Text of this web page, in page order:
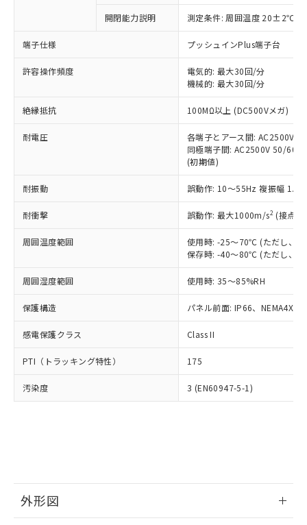
開閉能力説明 測定条件: 周囲温度 20±2℃、
端子仕様 プッシュインPlus端子台
許容操作頻度
電気的: 最大30回/分
機械的: 最大30回/分
絶縁抵抗 100MΩ以上 (DC500Vメガ)
耐電圧
各端子とアース間: AC2500V
同極端子間: AC2500V 50/
(初期値)
耐振動 誤動作: 10～55Hz 複振幅
耐衝撃 誤動作: 最大1000m/s2 (接点
周囲温度範囲
使用時: -25～70℃ (ただし、氷
保存時: -40～80℃ (ただし、氷
周囲湿度範囲 使用時: 35～85%RH
保護構造 パネル前面: IP66、NEMA4X,
感電保護クラス Class II
PTI（トラッキング特性） 175
汚染度 3 (EN60947-5-1)
外形図
以下の条件をお読みいただき、同意のうえ
ご利用ください。
本サービスは、当社制御機器事業取扱
商品の当社在庫状況および標準価格
当社制御機器事業取扱商品の中には、
本サービスの対象外となる商品もある
ことをご了承ください。
在庫状況および標準価格照会結果は、
記載している更新日時点での社内デー
タに基づき作成されるものであり、閲
覧された時点での実際の在庫および標
準価格とは異なる場合があることをご
正式な納期状況および標準価格はお客
様のお取引先、またはお客様担当のオ
ムロン制御機器販売店・当社販売員に
オムロン制御機器販売店や当社販売拠
販売ネットワーク
」をご確認
ください。
在庫状況および標準価格結果を当社の
事前の承諾なく第三者に漏洩または開
マイパーツ機能（部品リスト作成サー
および当社の共同利用者が、当社の製
対応予定なし：EU RoHS指令（10物質）の
非含有に非対応の商品で、対応品を出す予
定はありません。
調査・確認中：EU RoHS指令（10物質）の
非含有の対応状況を調査中または確認中の
非該当品：ライセンス料など無形物で、有
害物質有無と関係のない商品です。
いたものが、含有品と判明した場合などや
むを得ず変更することがあります。
六価クロム(Cr(Ⅵ)) 1000ppm以下、ポリ臭化ビフェニル
類(PBB) 1000ppm以下、ポリ臭化ジフェニルエーテル類
(PBDE) 1000ppm以下、フタル酸ビス(2-エチルヘキシ
ル) (DEHP)(別名：DOP) 1000ppm以下、フタル酸ブチ
ルベンジル（BBP） 1000ppm以下、フタル酸ジブチル
（DBP） 1000ppm以下、フタル酸ジイソブチル
(DIBP) 1000ppm以下
フタル酸エステル類の４物質については閾値を超える意
図的な使用がないことを確認しています。
※2 対応予定月
部品在庫の切り替え状況などにより、予定
月が前後することがあります。
とができます。
※1 中国RoHS○×表
「○」：最大均質材料含有率が中国RoHSの
基準値以下であることを示します。
「×」：最大均質材料含有率が中国RoHSの
基準値を超えていることを示します。
「－」：未確認です。当社販売部門へお問
*中国RoHS10物質の基準値 (GB/T26572)：
Pb(鉛) :1000ppm、 Hg(水銀) : 1000ppm、 Cd(カドミウ
Cr(Ⅵ)(六価クロム) : 1000ppm、 PBBs(ポリ臭化ビフェ
ニル類) : 1000ppm、 PBDEs(ポリ臭化ジフェニルエーテ
DBP(フタル酸ジブチル) : 1000ppm、 DIBP(フタル酸ジ
イソブチル) : 1000ppm、 BBP(フタル酸ブチルベンジ
ル) : 1000ppm、
DEHP(フタル酸ビス(2-エチルヘキシル)) : 1000ppm
※2 環境保護使用期限
「ｅ」：有害物質（10物質）のすべてが基
準値以下であることを示します。
「10」：通常の使用状況下において有害物
質が外部に漏えいし、環境に深刻な影響を
当社は、これら貴社製品のうち、外国
為替および外国貿易法に定める商品
（以下｢規制貨物等」という）を輸出
または国外への提供する場合は、日本
国政府の輸出許可(または役務取引許
可)を取得するなどの必要な手続きを
当社は規制貨物を破棄する場合は、完
全に破砕するなど、違法に輸出されな
いよう必要な手段を講じます。
ル、化学兵器、生物兵器またはその他
武器並びにこれらの製造装置等に一切
使用いたしません。
当社は、貴社製品を第三者に販売する
場合は、上記1、2および3の内容を当
該第三者に通知します。また当社は、
販売先および販売に係わる関係者が違
法に輸出するおそれがある場合は、取
○ 一定数以上の在庫あり
一定数には満たないが在庫あり
在庫なし(最新の在庫状況につ
いては、お客様のお取引先、ま
たはお客様担当のオムロン制御
機器販売店・当社販売員にご確
認ください)
受注生産機種、また在庫状況の